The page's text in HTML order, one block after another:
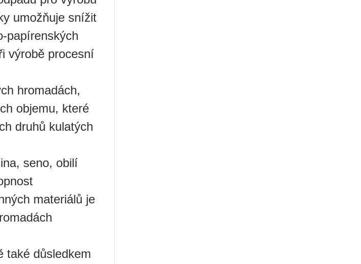
umožňuje snížit
papírenských
výrobě procesní
hromadách,
objemu, které
druhů kulatých
seno, obilí
materiálů je
také důsledkem